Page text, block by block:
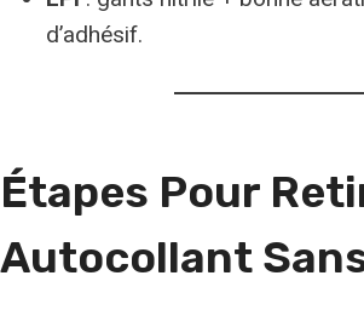
d’adhésif.
Étapes Pour
Autocollant